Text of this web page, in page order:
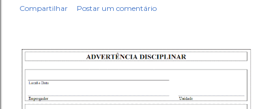
Compartilhar Postar um comentário